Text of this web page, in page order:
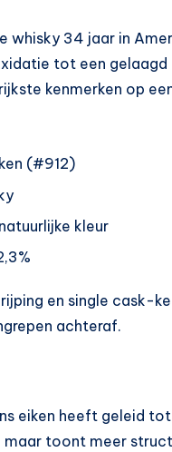
whisky 34 jaar in
tot een
kenmerken op
(#912)
kleur
en single cask-
achteraf.
eiken heeft geleid
maar toont meer